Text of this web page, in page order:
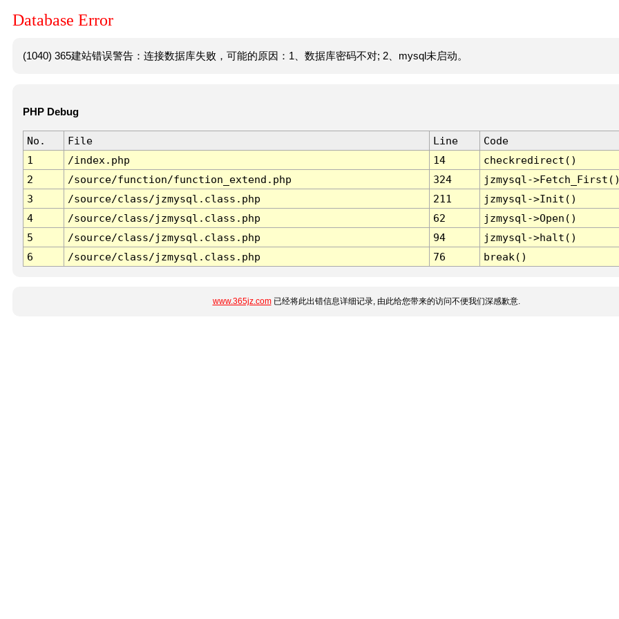
Database Error
(1040) 365建站错误警告：连接数据库失败，可能的原因：1、数据库密码不对; 2、mysql未启动。
PHP Debug
No. File Line
Code
1
/index.php 14
checkredirect()
2
/source/function/function_extend.php 324
jzmysql-
3
/source/class/jzmysql.class.php 211
jzmysql->Init()
4
/source/class/jzmysql.class.php 62
jzmysql->Open()
5
/source/class/jzmysql.class.php 94
jzmysql->halt()
6
/source/class/jzmysql.class.php 76 break()
www.365jz.com已经将此出错信息详细记录, 由此给您带来的访问不便我们深感歉意.